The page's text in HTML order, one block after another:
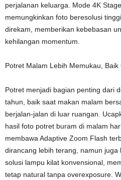
perjalanan keluarga. Mode 4K
memungkinkan foto beresolusi
direkam, memberikan kebebasan
kehilangan momentum.
Potret Malam Lebih Memukau,
Potret menjadi bagian penting dari
tahun, baik saat makan malam
berjalan-jalan di luar ruangan.
hasil foto potret buram di malam
membawa Adaptive Zoom Flash
dirancang lebih terang, namun juga
solusi lampu kilat konvensional,
tetap natural tanpa overexposure.